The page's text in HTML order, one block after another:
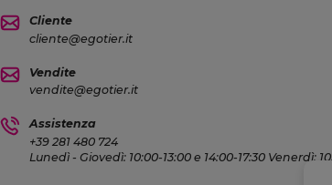
Cliente
cliente@egotier.it
Vendite
vendite@egotier.it
Assistenza
+39 281 480 724
Lunedì - Giovedì: 10:00-13:00 e 14:00-17:30 Venerdì: